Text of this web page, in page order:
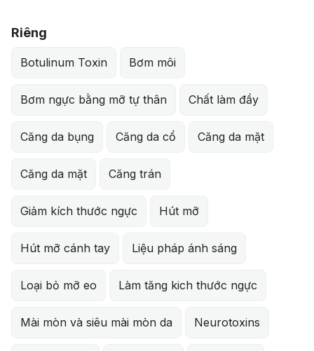
Riêng
Botulinum Toxin Bơm môi
Bơm ngực bằng mỡ tự thân Chất làm đầy
Căng da bụng Căng da cổ Căng da mặt
Căng da mặt Căng trán
Giảm kích thước ngực Hút mỡ
Hút mỡ cánh tay Liệu pháp ánh sáng
Loại bỏ mỡ eo Làm tăng kich thước ngực
Mài mòn và siêu mài mòn da Neurotoxins